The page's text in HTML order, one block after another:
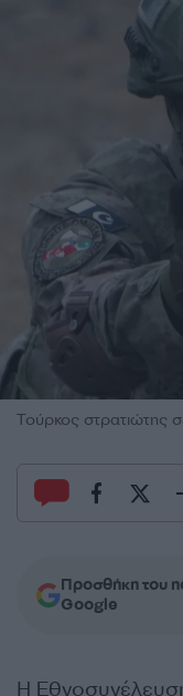
Τούρκος στρατιώτης
Προσθήκη του
Google
Η